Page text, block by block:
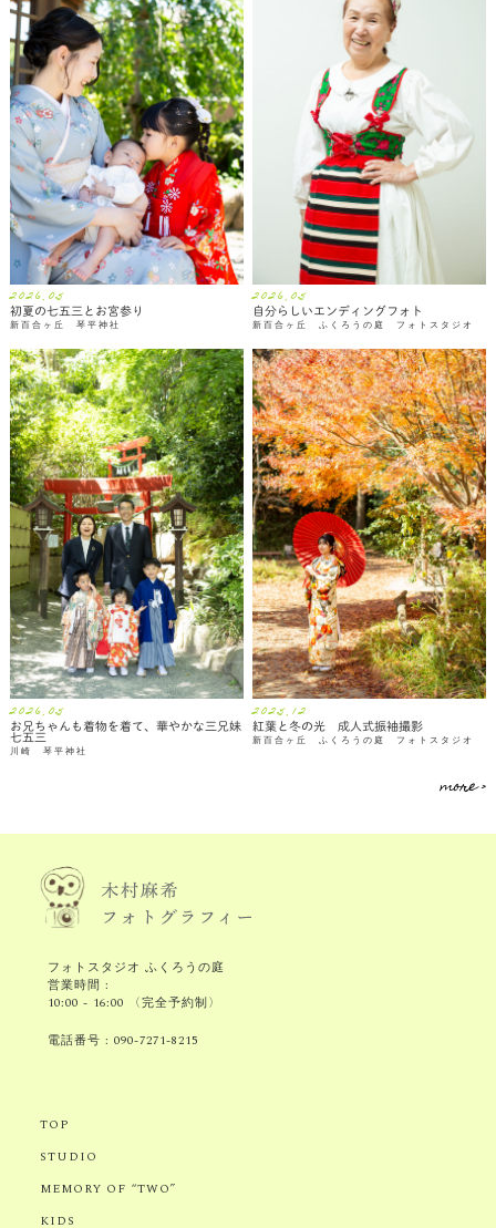
2026.05
初夏の七五三とお宮参り
新百合ヶ丘 琴平神社
2026.05
自分らしいエンディングフォト
新百合ヶ丘 ふくろうの庭 フォトスタジオ
2026.05
お兄ちゃんも着物を着て、華やかな三兄妹
七五三
川崎 琴平神社
2025.12
紅葉と冬の光 成人式振袖撮影
新百合ヶ丘 ふくろうの庭 フォトスタジオ
more >
フォトスタジオ ふくろうの庭
営業時間 :
10:00 - 16:00 〈完全予約制〉
電話番号 :090-7271-8215
TOP
STUDIO
MEMORY OF “TWO”
KIDS